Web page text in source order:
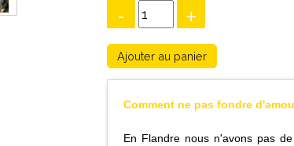
- +
Comment ne pas fondre
En Flandre nous n'avons pas